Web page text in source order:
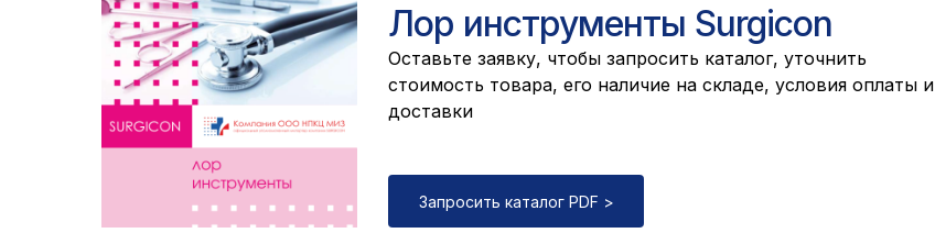
Лор инструменты Surgicon
Оставьте заявку, чтобы запросить каталог, уточнить
cтоимость товара, его наличие на складе, условия оплаты и
доставки
Запросить каталог PDF >